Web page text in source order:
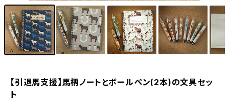
【引退馬支援】馬柄ノートとボールペン(2本)の文具セッ
ト